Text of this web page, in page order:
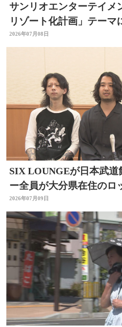
サンリオエンターテイメ
リゾート化計画」テー
客の呼び込みも 大分
2026年07月08日
SIX LOUNGEが日本武
ー全員が大分県在住の
表敬
2026年07月09日